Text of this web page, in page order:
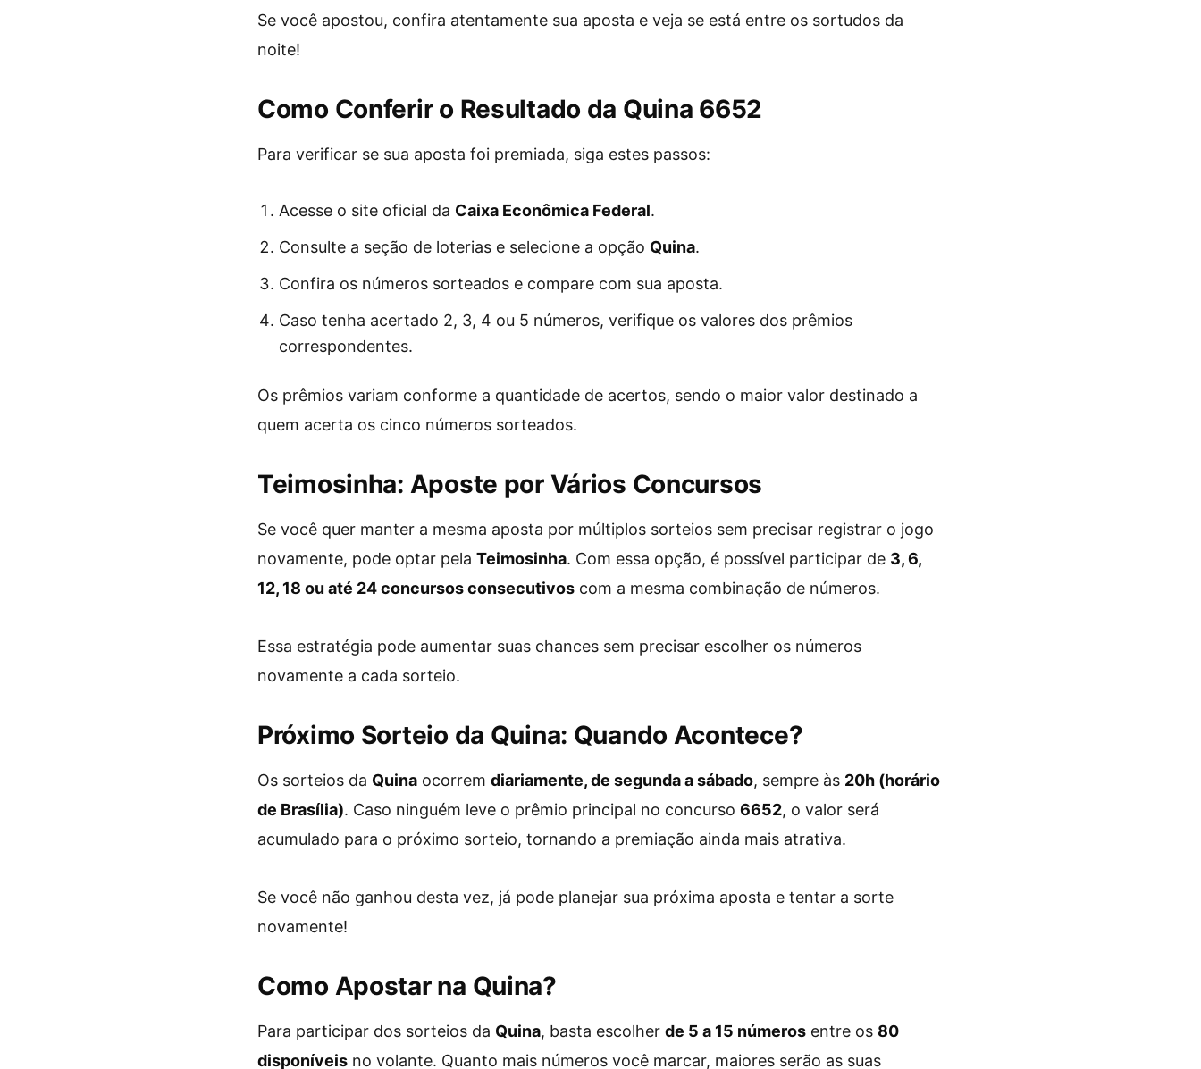
Se você apostou, confira atentamente sua aposta e veja se está entre os sortudos da
noite!
Como Conferir o Resultado da Quina 6652
Para verificar se sua aposta foi premiada, siga estes passos:
Acesse o site oficial da Caixa Econômica Federal.
Consulte a seção de loterias e selecione a opção Quina.
Confira os números sorteados e compare com sua aposta.
Caso tenha acertado 2, 3, 4 ou 5 números, verifique os valores dos prêmios
correspondentes.
Os prêmios variam conforme a quantidade de acertos, sendo o maior valor destinado a
quem acerta os cinco números sorteados.
Teimosinha: Aposte por Vários Concursos
Se você quer manter a mesma aposta por múltiplos sorteios sem precisar registrar o jogo
novamente, pode optar pela Teimosinha. Com essa opção, é possível participar de 3, 6,
12, 18 ou até 24 concursos consecutivos com a mesma combinação de números.
Essa estratégia pode aumentar suas chances sem precisar escolher os números
novamente a cada sorteio.
Próximo Sorteio da Quina: Quando Acontece?
Os sorteios da Quina ocorrem diariamente, de segunda a sábado, sempre às 20h (horário
de Brasília). Caso ninguém leve o prêmio principal no concurso 6652, o valor será
acumulado para o próximo sorteio, tornando a premiação ainda mais atrativa.
Se você não ganhou desta vez, já pode planejar sua próxima aposta e tentar a sorte
novamente!
Como Apostar na Quina?
Para participar dos sorteios da Quina, basta escolher de 5 a 15 números entre os 80
disponíveis no volante. Quanto mais números você marcar, maiores serão as suas